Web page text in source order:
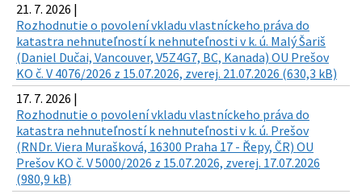
21. 7. 2026 |
Rozhodnutie o povolení vkladu vlastníckeho práva do
katastra nehnuteľností k nehnuteľnosti v k. ú. Malý Šariš
(Daniel Dučai, Vancouver, V5Z4G7, BC, Kanada) OU Prešov
KO č. V 4076/2026 z 15.07.2026, zverej. 21.07.2026 (630,3 kB)
17. 7. 2026 |
Rozhodnutie o povolení vkladu vlastníckeho práva do
katastra nehnuteľností k nehnuteľnosti v k. ú. Prešov
(RNDr. Viera Murašková, 16300 Praha 17 - Řepy, ČR) OU
Prešov KO č. V 5000/2026 z 15.07.2026, zverej. 17.07.2026
(980,9 kB)